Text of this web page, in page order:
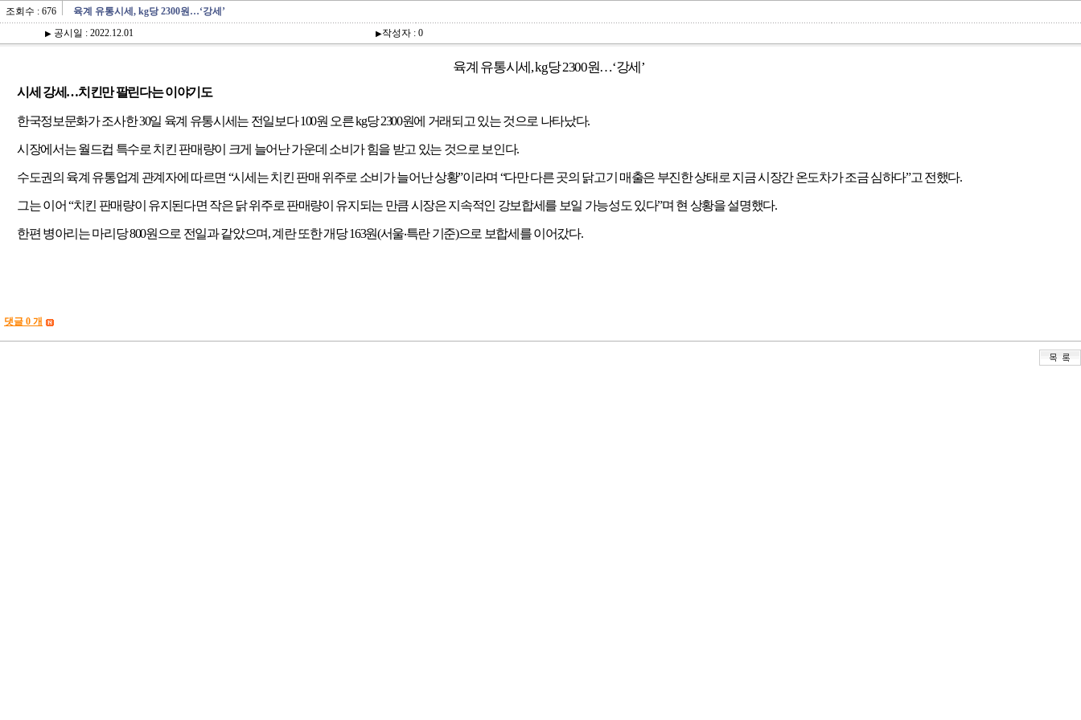
조회수 : 676 육계 유통시세, kg당 2300원…‘강세’
▶ 공시일 : 2022.12.01 ▶작성자 : 0
육계 유통시세, kg당2300원…‘강세’
시세 강세 …치킨만 팔린다는 이야기도
한국정보문화가 조사한30일 육계 유통시세는 전일보다100원 오른kg당2300원에 거래되고 있는 것으로 나타났다.
시장에서는 월드컵 특수로 치킨 판매량이 크게 늘어난 가운데 소비가 힘을 받고 있는 것으로 보인다.
수도권의 육계 유통업계 관계자에 따르면 “시세는 치킨 판매 위주로 소비가 늘어난 상황”이라며 “다만 다른 곳의 닭고기 매출은 부진한 상태로 지금 시장간 온도차가 조금 심하다”고 전했다.
그는 이어 “치킨 판매량이 유지된다면 작은 닭 위주로 판매량이 유지되는 만큼 시장은 지속적인 강보합세를 보일 가능성도 있다”며 현 상황을 설명했다.
한편 병아리는 마리당800원으로 전일과 같았으며,계란 또한 개당163원(서울‧특란 기준)으로 보합세를 이어갔다.
댓글 0 개